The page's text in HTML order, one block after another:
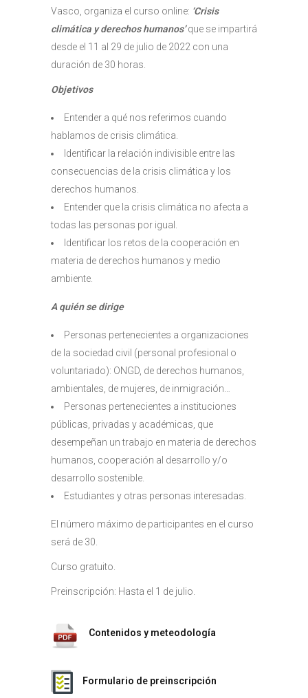
Vasco, organiza el curso online: ‘Crisis
climática y derechos humanos’que se impartirá
desde el 11 al 29 de julio de 2022 con una
duración de 30 horas.
Objetivos
Entender a qué nos referimos cuando
hablamos de crisis climática.
Identificar la relación indivisible entre las
consecuencias de la crisis climática y los
derechos humanos.
Entender que la crisis climática no afecta a
todas las personas por igual.
Identificar los retos de la cooperación en
materia de derechos humanos y medio
ambiente.
A quién se dirige
Personas pertenecientes a organizaciones
de la sociedad civil (personal profesional o
voluntariado): ONGD, de derechos humanos,
ambientales, de mujeres, de inmigración…
Personas pertenecientes a instituciones
públicas, privadas y académicas, que
desempeñan un trabajo en materia de derechos
humanos, cooperación al desarrollo y/o
desarrollo sostenible.
Estudiantes y otras personas interesadas.
El número máximo de participantes en el curso
será de 30.
Curso gratuito.
Preinscripción: Hasta el 1 de julio.
Contenidos y meteodología
Formulario de preinscripción